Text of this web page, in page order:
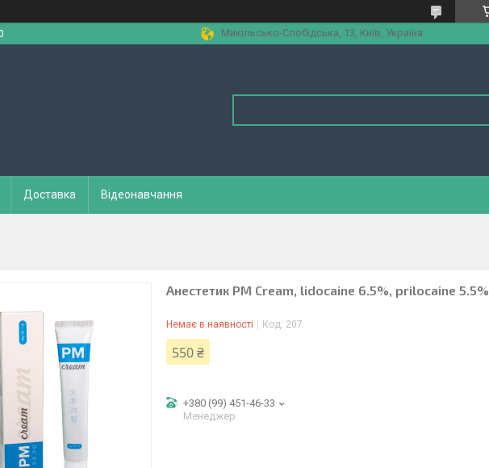
Микільсько-Слобідська, 13, Київ, Україна
Доставка Відеонавчання
Анестетик PM Cream, lidocaine 6.5%, prilocaine 5.5%
Немає в наявності Код: 207
550 ₴
+380 (99) 451-46-33
Менеджер